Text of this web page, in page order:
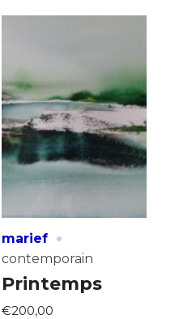
marief ·
contemporain
Printemps
€200,00